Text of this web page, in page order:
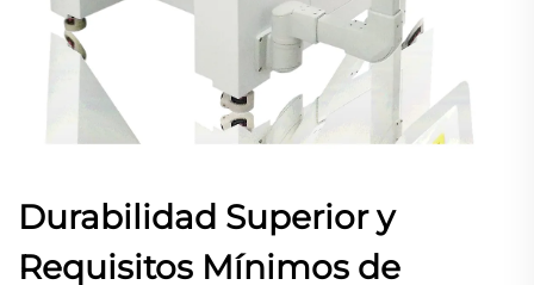
Durabilidad Superior y
Requisitos Mínimos de